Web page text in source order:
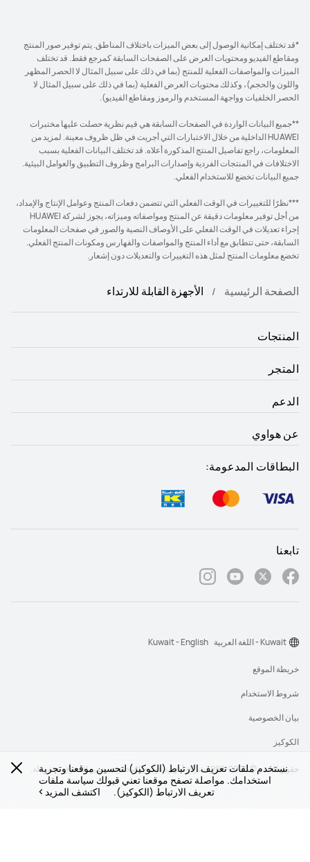
نستخدم ملفات تعريف الارتباط (الكوكيز) لتحسين موقعنا وتجربة
استخدامك. مواصلة تصفح موقعنا تعني قبولك سياسة ملفات
تعريف الارتباط (الكوكيز).
اكتشف المزيد
*قد تختلف إمكانية الوصول إلى بعض الميزات باختلاف المناطق. يتم توفير صور المنتج
ومقاطع الفيديو ومحتويات العرض على الصفحات السابقة كمرجع فقط. قد تختلف
الميزات والمواصفات الفعلية للمنتج (بما في ذلك على سبيل المثال لا الحصر المظهر
واللون والحجم)، وكذلك محتويات العرض الفعلية (بما في ذلك على سبيل المثال لا
الحصر الخلفيات وواجهة المستخدم والرموز ومقاطع الفيديو).
**جميع البيانات الواردة في الصفحات السابقة هي قيم نظرية حصلت عليها مختبرات
HUAWEI الداخلية من خلال الاختبارات التي أجريت في ظل ظروف معينة. لمزيد من
المعلومات، راجع تفاصيل المنتج المذكورة أعلاه. قد تختلف البيانات الفعلية بسبب
الاختلافات في المنتجات الفردية وإصدارات البرامج وظروف التطبيق والعوامل البيئية.
جميع البيانات تخضع للاستخدام الفعلي.
***نظرًا للتغييرات في الوقت الفعلي التي تتضمن دفعات المنتج وعوامل الإنتاج والإمداد،
من أجل توفير معلومات دقيقة عن المنتج ومواصفاته وميزاته، يجوز لشركة HUAWEI
إجراء تعديلات في الوقت الفعلي على الأوصاف النصية والصور في صفحات المعلومات
السابقة، حتى تتطابق مع أداء المنتج والمواصفات والفهارس ومكونات المنتج الفعلي.
تخضع معلومات المنتج لمثل هذه التغييرات والتعديلات دون إشعار.
الصفحة الرئيسية الأجهزة القابلة للارتداء
المنتجات
المتجر
الدعم
عن هواوي
البطاقات المدعومة:
تابعنا
حقوق النشر © 2026-1998 شركة أجهزة هواوي المحدودة. جميع الحقوق محفوظة.
خريطة الموقع
شروط الاستخدام
بيان الخصوصية
الكوكيز
Kuwait - اللغة العربية Kuwait - English